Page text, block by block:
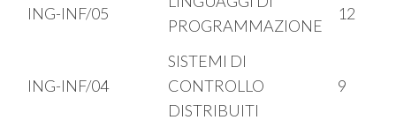
ING-INF/05
PROGRAMMAZIONE
12
ING-INF/04
SISTEMI DI
CONTROLLO
DISTRIBUITI
9